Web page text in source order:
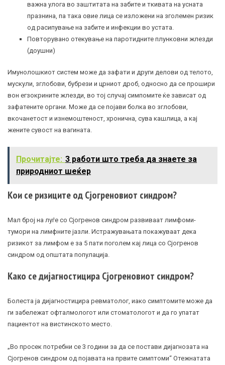
важна улога во заштитата на забите и ткивата на усната
празнина, па така овие лица се изложени на зголемен ризик
од расипување на забите и инфекции во устата.
Повторувано отекување на паротидните плунковни жлезди
(доушни)
Имунолошкиот систем може да зафати и други делови од телото,
мускули, зглобови, бубрези и црниот дроб, односно да се прошири
вон егзокрините жлезди, во тој случај симпомите ќе зависат од
зафатените органи. Може да се појави болка во зглобови,
вкочанетост и изнемоштеност, хронична, сува кашлица, a кај
жените сувост на вагината.
Прочитајте: 3 работи што треба да знаете за
природниот шеќер
Кои се ризиците од Сјогреновиот синдром?
Мал број на луѓе со Сјогренов синдром развиваат лимфоми-
тумори на лимфните јазли. Истражувањата покажуваат дека
ризикот за лимфом е за 5 пати поголем кај лица со Сјогренов
синдром од општата популација.
Како се дијагностицира Сјогреновиот синдром?
Болеста ја дијагностицира ревматолог, иако симптомите може да
ги забележат офталмологот или стоматологот и да го упатат
пациентот на вистинското место.
„Во просек потребни се 3 години за да се постави дијагнозата на
Сјогренов синдром од појавата на првите симптоми“ Отежнатата